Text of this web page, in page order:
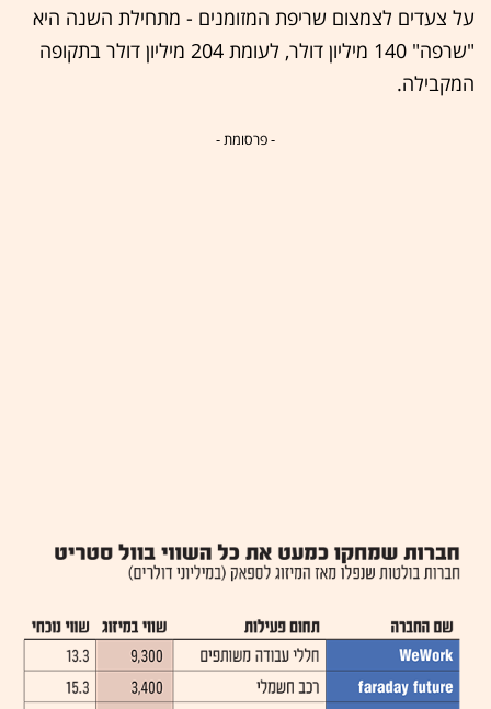
על צעדים לצמצום שריפת המזומנים - מתחילת השנה היא
"שרפה" 140 מיליון דולר, לעומת 204 מיליון דולר בתקופה
המקבילה.
- פרסומת -